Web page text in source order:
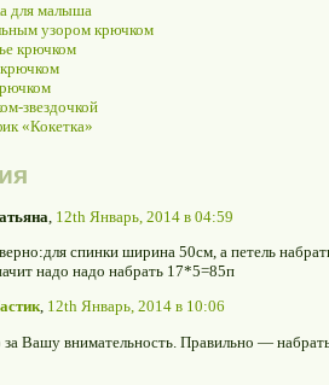
для малыша
узором крючком
крючком
звездочкой
«Кокетка»
12th Январь, 2014 в 04:59
спинки ширина 50см, а петель
надо надо набрать 17*5=85п
, 12th Январь, 2014 в 10:06
за Вашу внимательность. Правильно —